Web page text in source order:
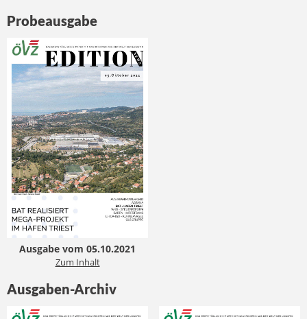
Probeausgabe
Ausgabe vom 05.10.2021
Zum Inhalt
Ausgaben-Archiv